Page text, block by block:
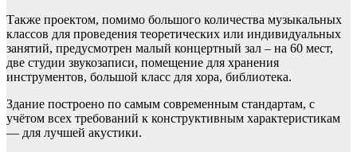
Также проектом, помимо большого количества музыкальных
классов для проведения теоретических или индивидуальных
занятий, предусмотрен малый концертный зал – на 60 мест,
две студии звукозаписи, помещение для хранения
инструментов, большой класс для хора, библиотека.
Здание построено по самым современным стандартам, с
учётом всех требований к конструктивным характеристикам
— для лучшей акустики.